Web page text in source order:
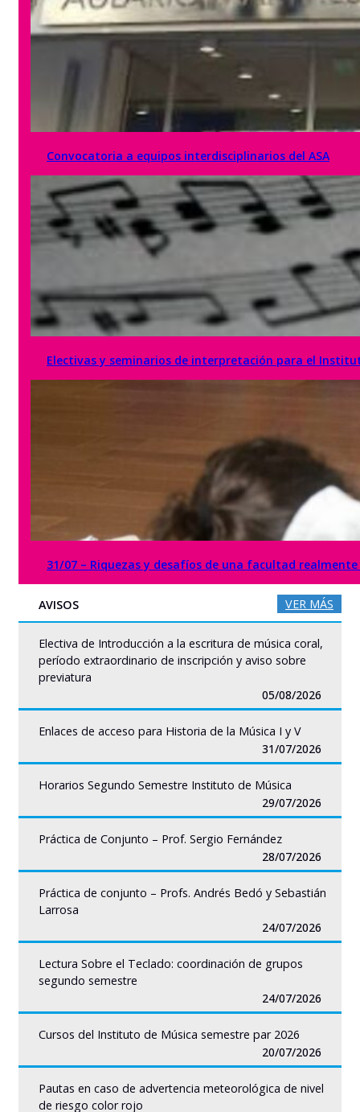
Convocatoria a equipos interdisciplinarios del ASA
Electivas y seminarios de interpretación para el
31/07 – Riquezas y desafíos de una facultad
AVISOS VER MÁS
Electiva de Introducción a la escritura de música coral,
período extraordinario de inscripción y aviso sobre
previatura
05/08/2026
Enlaces de acceso para Historia de la Música I y V
31/07/2026
Horarios Segundo Semestre Instituto de Música
29/07/2026
Práctica de Conjunto – Prof. Sergio Fernández
28/07/2026
Práctica de conjunto – Profs. Andrés Bedó y Sebastián
Larrosa
24/07/2026
Lectura Sobre el Teclado: coordinación de grupos
segundo semestre
24/07/2026
Cursos del Instituto de Música semestre par 2026
20/07/2026
Pautas en caso de advertencia meteorológica de nivel
de riesgo color rojo